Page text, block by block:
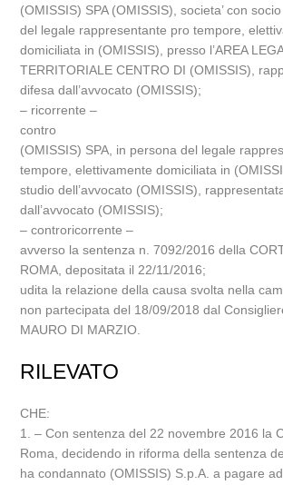
(OMISSIS) SPA (OMISSIS), societa’ con
del legale rappresentante pro tempore,
domiciliata in (OMISSIS), presso l’AREA
TERRITORIALE CENTRO DI (OMISSIS),
difesa dall’avvocato (OMISSIS);
– ricorrente –
contro
(OMISSIS) SPA, in persona del legale
tempore, elettivamente domiciliata in
studio dell’avvocato (OMISSIS),
dall’avvocato (OMISSIS);
– controricorrente –
avverso la sentenza n. 7092/2016 della
ROMA, depositata il 22/11/2016;
udita la relazione della causa svolta nella
non partecipata del 18/09/2018 dal
MAURO DI MARZIO.
RILEVATO
CHE:
1. – Con sentenza del 22 novembre 2016 la
Roma, decidendo in riforma della sentenza
ha condannato (OMISSIS) S.p.A. a pagare